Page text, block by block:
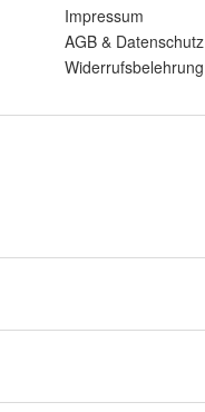
Impressum
AGB & Datenschutz
Widerrufsbelehrung